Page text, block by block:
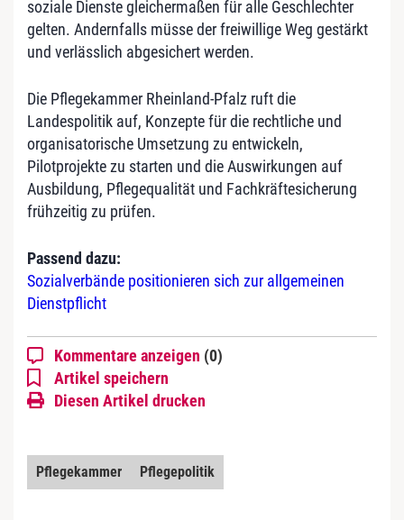
soziale Dienste gleichermaßen für alle Geschlechter
gelten. Andernfalls müsse der freiwillige Weg gestärkt
und verlässlich abgesichert werden.
Die Pflegekammer Rheinland-Pfalz ruft die
Landespolitik auf, Konzepte für die rechtliche und
organisatorische Umsetzung zu entwickeln,
Pilotprojekte zu starten und die Auswirkungen auf
Ausbildung, Pflegequalität und Fachkräftesicherung
frühzeitig zu prüfen.
Passend dazu:
Sozialverbände positionieren sich zur allgemeinen
Dienstpflicht
Kommentare anzeigen (0)
Artikel speichern
Diesen Artikel drucken
Pflegekammer Pflegepolitik